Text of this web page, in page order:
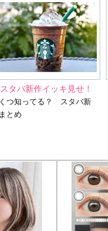
スタバ新作イッキ見せ！
つ知ってる？ スタバ新
とめ